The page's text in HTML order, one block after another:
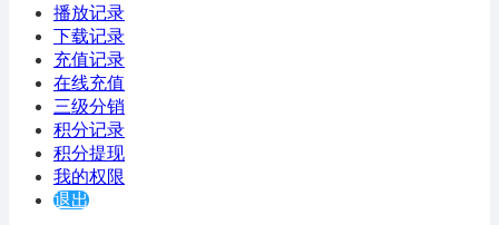
播放记录
下载记录
充值记录
在线充值
三级分销
积分记录
积分提现
我的权限
退出